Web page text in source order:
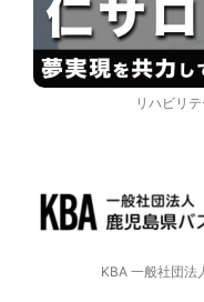
リハビリ
KBA 一般社団法